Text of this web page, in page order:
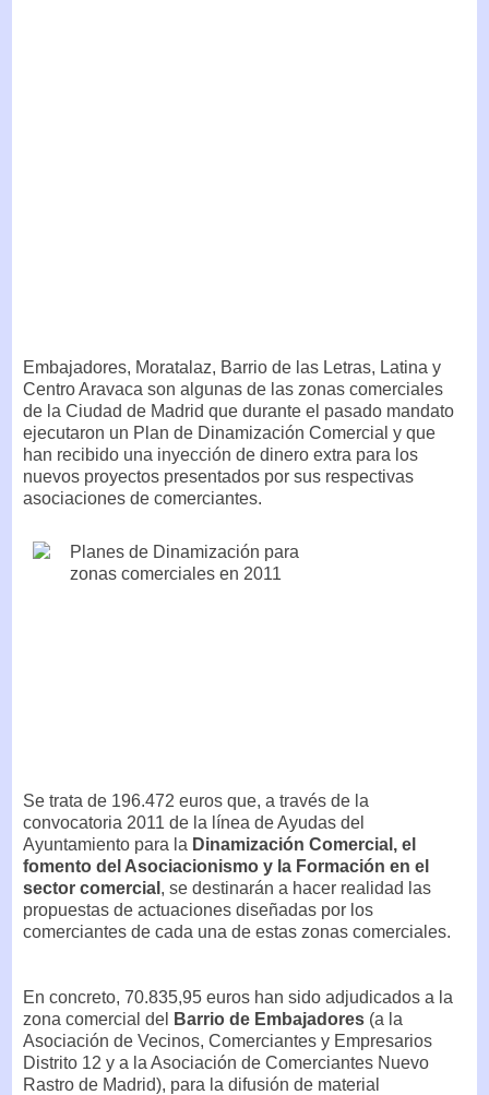
Embajadores, Moratalaz, Barrio de las Letras, Latina y
Centro Aravaca son algunas de las zonas comerciales
de la Ciudad de Madrid que durante el pasado mandato
ejecutaron un Plan de Dinamización Comercial y que
han recibido una inyección de dinero extra para los
nuevos proyectos presentados por sus respectivas
asociaciones de comerciantes.
Se trata de 196.472 euros que, a través de la
convocatoria 2011 de la línea de Ayudas del
Ayuntamiento para la Dinamización Comercial, el
fomento del Asociacionismo y la Formación en el
sector comercial , se destinarán a hacer realidad las
propuestas de actuaciones diseñadas por los
comerciantes de cada una de estas zonas comerciales.
En concreto, 70.835,95 euros han sido adjudicados a la
zona comercial del
Barrio de Embajadores (a la
Asociación de Vecinos, Comerciantes y Empresarios
Distrito 12 y a la Asociación de Comerciantes Nuevo
Rastro de Madrid), para la difusión de material